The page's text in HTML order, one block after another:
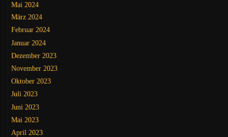
Mai 2024
März 2024
Februar 2024
Januar 2024
Dezember 2023
November 2023
Oktober 2023
Juli 2023
Juni 2023
Mai 2023
April 2023